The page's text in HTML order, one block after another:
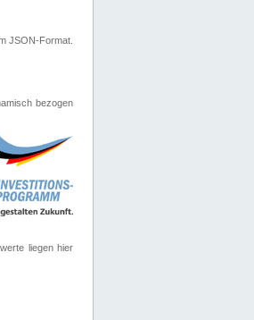
JSON-Format.
bezogen
liegen hier